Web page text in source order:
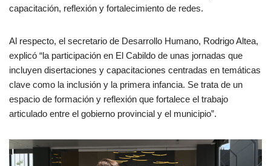
capacitación, reflexión y fortalecimiento de redes.
Al respecto, el secretario de Desarrollo Humano, Rodrigo Altea,
explicó “la participación en El Cabildo de unas jornadas que
incluyen disertaciones y capacitaciones centradas en temáticas
clave como la inclusión y la primera infancia. Se trata de un
espacio de formación y reflexión que fortalece el trabajo
articulado entre el gobierno provincial y el municipio”.